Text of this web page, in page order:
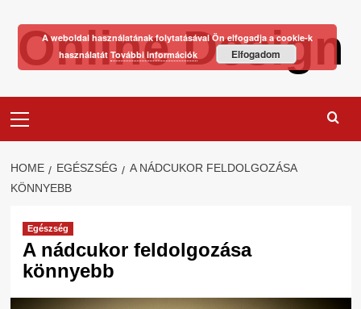
contentOnline Design
Menu
HOME EGÉSZSÉG
A NÁDCUKOR FELDOLGOZÁSA
KÖNNYEBB
Egészség
A nádcukor feldolgozása
könnyebb
A weboldal használatának folytatásával Ön elfogadja a cookie-k
használatát További információk Elfogadom